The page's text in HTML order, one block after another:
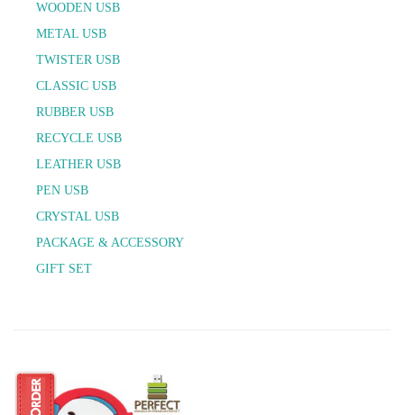
WOODEN USB
METAL USB
TWISTER USB
CLASSIC USB
RUBBER USB
RECYCLE USB
LEATHER USB
PEN USB
CRYSTAL USB
PACKAGE & ACCESSORY
GIFT SET